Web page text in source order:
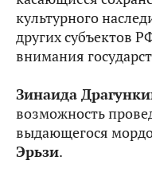
культурного
других субъектов
внимания
Зинаида
возможность
выдающегося
Эрьзи.